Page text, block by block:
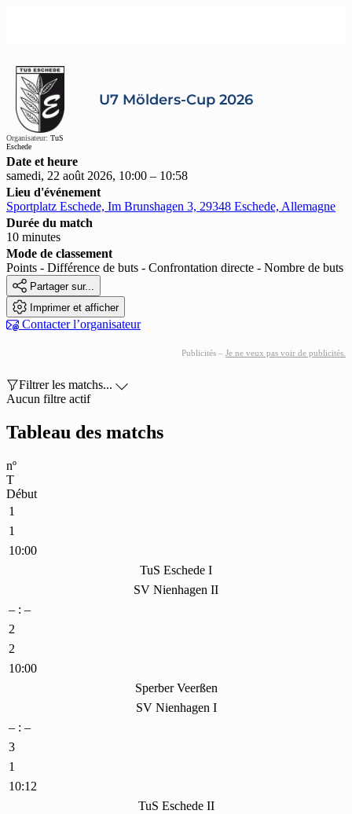
Organisateur: TuS
Eschede
U7 Mölders-Cup 2026
Date et heure
samedi, 22 août 2026, 10:00 – 10:58
Lieu d'événement
Sportplatz Eschede, Im Brunshagen 3, 29348 Eschede, Allemagne
Durée du match
10 minutes
Mode de classement
Points - Différence de buts - Confrontation directe - Nombre de buts
 Partager sur...
 Imprimer et afficher
 Contacter l’organisateur
Publicités – Je ne veux pas voir de publicités.
Filtrer les matchs... 
Aucun filtre actif
Tableau des matchs
nº
T
Début
1
1
10:00
TuS Eschede I
SV Nienhagen II
– : –
2
2
10:00
Sperber Veerßen
SV Nienhagen I
– : –
3
1
10:12
TuS Eschede II